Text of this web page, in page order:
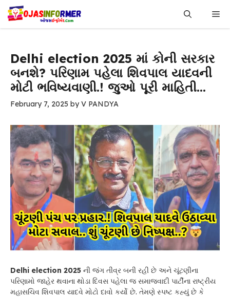
Skip
content
Delhi election 2025 માં કોની સરકાર
બનશે? પરિણામ પહેલા શિવપાલ યાદવની
મોટી ભવિષ્યવાણી.! જુઓ પૂરી માહિતી…
February 7, 2025 byV PANDYA
Delhi election 2025 ની જંગ તીવ્ર બની રહી છે અને ચૂંટણીના
પરિણામો જાહેર થવાના થોડા દિવસ પહેલા જ સમાજવાદી પાર્ટીના રાષ્ટ્રીય
મહાસચિવ શિવપાલ યાદવે મોટો દાવો કર્યો છે. તેમણે સ્પષ્ટ કહ્યું છે કે